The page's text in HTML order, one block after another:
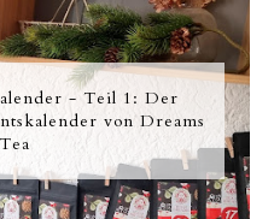
- Teil 1: Der
von Dreams